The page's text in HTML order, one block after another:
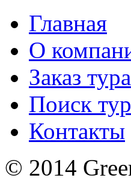
Главная
О
Заказ тура
Поиск
Контакты
© 2014